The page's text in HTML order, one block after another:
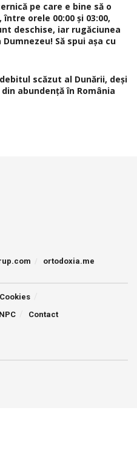
pe care e bine să o
orele 00:00 și 03:00,
deschise, iar rugăciunea
Să spui așa cu
scăzut al Dunării, deși
abundență în România
ortodoxia.me
Contact